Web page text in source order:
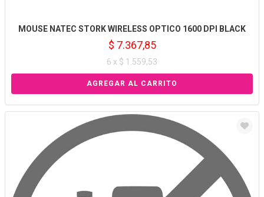
MOUSE NATEC STORK WIRELESS OPTICO 1600 DPI BLACK
$ 7.367,85
6 x $ 1.559,53